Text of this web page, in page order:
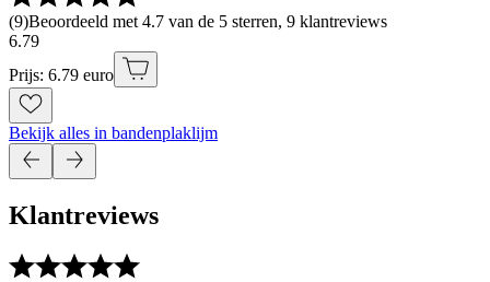
(9)Beoordeeld met 4.7 van de 5 sterren, 9 klantreviews
6.79
Prijs: 6.79 euro
Bekijk alles in bandenplaklijm
Klantreviews